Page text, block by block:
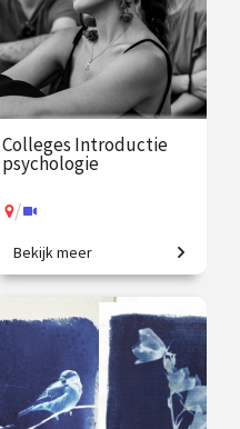
Colleges Introductie
psychologie
/
Van gedrag tot geheugen,
van stoornissen tot therapie.
vanaf 22
sep.
/ Op locatie of online
Bekijk meer